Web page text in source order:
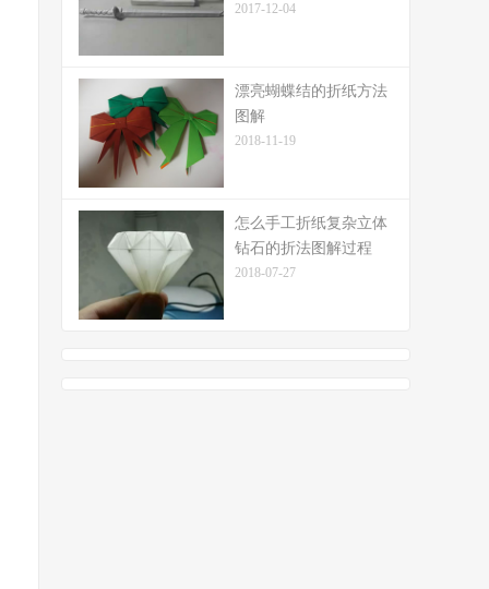
2017-12-04
漂亮蝴蝶结的折纸方法
图解
2018-11-19
怎么手工折纸复杂立体
钻石的折法图解过程
2018-07-27